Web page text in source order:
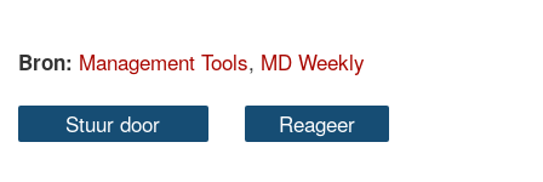
Bron: Management Tools, MD Weekly
Stuur door Reageer